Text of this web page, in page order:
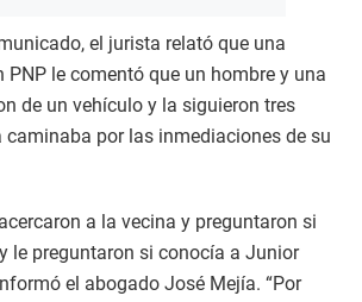
el jurista relató que una
PNP le comentó que un hombre y una
de un vehículo y la siguieron tres
caminaba por las inmediaciones de su
a la vecina y preguntaron si
le preguntaron si conocía a Junior
el abogado José Mejía. “Por